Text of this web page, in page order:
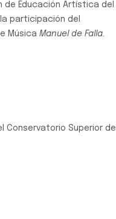
Educación Artística del
participación del
Música Manuel de Falla.
Conservatorio Superior de